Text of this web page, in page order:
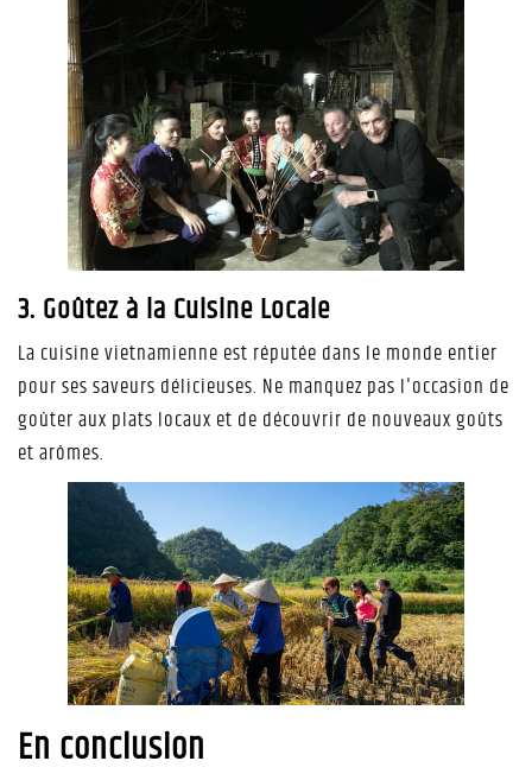
3. Goûtez à la Cuisine Locale
La cuisine vietnamienne est réputée dans le monde entier
pour ses saveurs délicieuses. Ne manquez pas l'occasion de
goûter aux plats locaux et de découvrir de nouveaux goûts
et arômes.
En conclusion